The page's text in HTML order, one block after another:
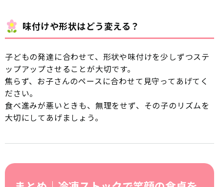
味付けや形状はどう変える？
子どもの発達に合わせて、形状や味付けを少しずつステ
ップアップさせることが大切です。
焦らず、お子さんのペースに合わせて見守ってあげてく
ださい。
食べ進みが悪いときも、無理をせず、その子のリズムを
大切にしてあげましょう。